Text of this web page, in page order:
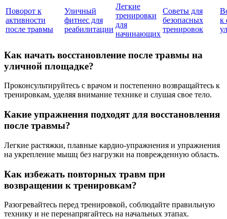
Поворот к
активности
после травмы
Уличный
фитнес для
реабилитации
Легкие
тренировки
для
начинающих
Советы для
безопасных
тренировок
к
Как начать восстановление после травмы на
уличной площадке?
Проконсультируйтесь с врачом и постепенно возвращайтесь к
тренировкам, уделяя внимание технике и слушая свое тело.
Какие упражнения подходят для восстановления
после травмы?
Легкие растяжки, плавные кардио-упражнения и упражнения
на укрепление мышц без нагрузки на поврежденную область.
Как избежать повторных травм при
возвращении к тренировкам?
Разогревайтесь перед тренировкой, соблюдайте правильную
технику и не перенапрягайтесь на начальных этапах.